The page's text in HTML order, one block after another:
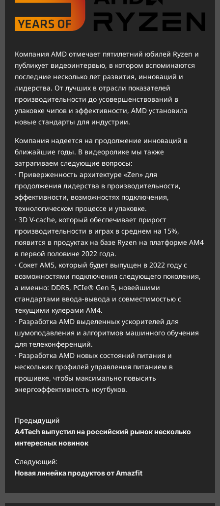
Компания AMD отмечает пятилетний юбилей Ryzen и
публикует видеоинтервью, в котором вспоминаются
последние несколько лет развития, инноваций и
лидерства. От лучших в отрасли показателей
производительности до усовершенствований в
упаковке чипов и эффективности, AMD установила
новые стандарты для индустрии.
Компания надеется на продолжение инноваций в
ближайшие годы. В видеоролике мы также
затрагиваем следующие вопросы:
· Приверженность архитектуре «Zen» для
продолжения лидерства в производительности,
эффективности, возможностях подключения,
технологическом процессе и упаковке.
· 3D V-cache, который обеспечивает прирост
производительности в играх в среднем на 15%,
появится в продуктах на базе Ryzen на платформе AM4
в первой половине 2022 года.
· Сокет AM5, который будет выпущен в 2022 году с
возможностями подключения следующего поколения,
а именно: DDR5, PCIe® Gen 5, новейшими
стандартами ввода-вывода и совместимостью с
текущими кулерами AM4.
· Разработка AMD выделенных ускорителей для
шумоподавления и алгоритмов машинного обучения
для телеконференций.
· Разработка AMD новых состояний питания и
нескольких профилей управления питанием в
прошивке, чтобы максимально повысить
энергоэффективность ноутбуков.
а
в
и
г
а
Предыдущий
A4Tech выпустил на российский рынок несколько
интересных новинок
Следующий:
Новая линейка продуктов от Amazfit